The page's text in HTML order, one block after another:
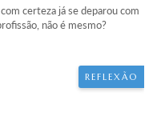
certeza já se deparou com
não é mesmo?
REFLEXÃO